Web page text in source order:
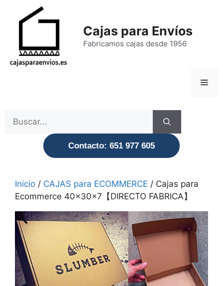
Cajas para Envíos
Fabricamos cajas desde 1956
Buscar:
Contacto: 651 977 605
Inicio / CAJAS para ECOMMERCE / Cajas para
Ecommerce 40x30x7【DIRECTO FABRICA】